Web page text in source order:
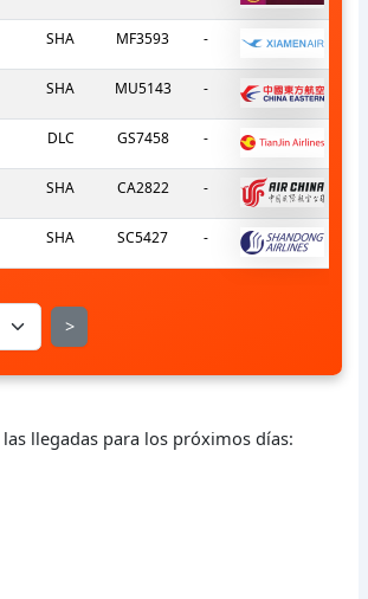
SHA MF3593 -
SHA MU5143 -
DLC GS7458 -
SHA CA2822 -
SHA SC5427 -
>
llegadas para los próximos días: